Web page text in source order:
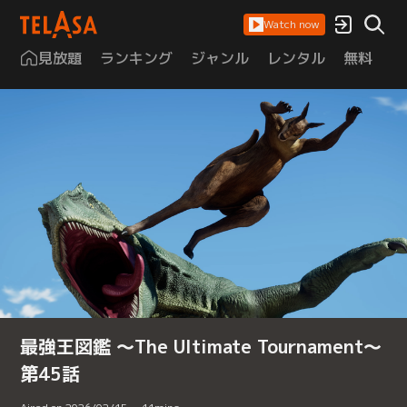
Watch now
見放題 ランキング ジャンル レンタル 無料
最強王図鑑 ～The Ultimate Tournament～
第45話